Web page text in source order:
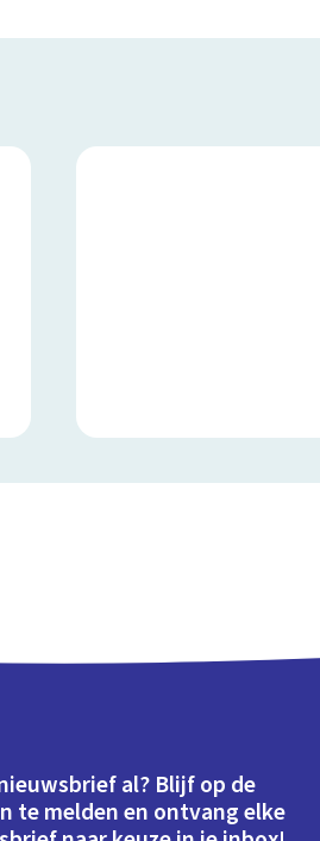
al? Blijf op de
te melden en ontvang elke